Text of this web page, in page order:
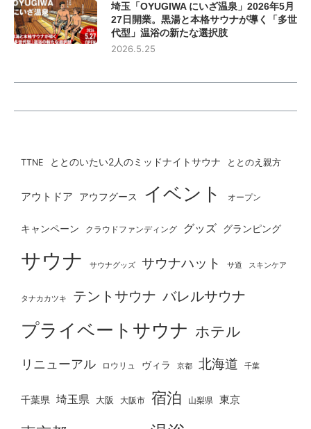
埼玉「OYUGIWA にいざ温泉」2026年5月
27日開業。黒湯と本格サウナが導く「多世
代型」温浴の新たな選択肢
2026.5.25
TTNE ととのいたい2人のミッドナイトサウナ ととのえ親方
アウトドア アウフグース イベント オープン
キャンペーン クラウドファンディング グッズ グランピング
サウナ サウナグッズ サウナハット サ道 スキンケア
タナカカツキ テントサウナ バレルサウナ
プライベートサウナ ホテル
リニューアル ロウリュ ヴィラ 京都 北海道 千葉
千葉県 埼玉県 大阪 大阪市 宿泊 山梨県 東京